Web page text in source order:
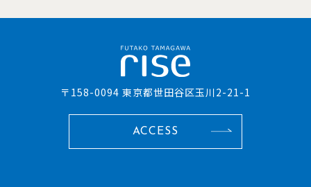
〒158-0094 東京都世田谷区玉川2-21-1
ACCESS